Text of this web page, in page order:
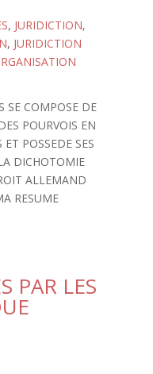
, JURIDICTION,
, JURIDICTION
SE COMPOSE DE
POURVOIS EN
POSSEDE SES
DICHOTOMIE
ALLEMAND
RESUME
PAR LES